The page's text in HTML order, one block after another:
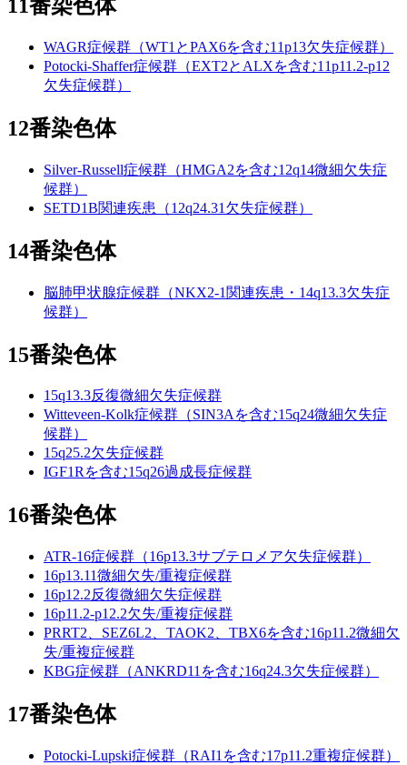
11番染色体
WAGR症候群（WT1とPAX6を含む11p13欠失症候群）
Potocki-Shaffer症候群（EXT2とALXを含む11p11.2-p12
欠失症候群）
12番染色体
Silver-Russell症候群（HMGA2を含む12q14微細欠失症
候群）
SETD1B関連疾患（12q24.31欠失症候群）
14番染色体
脳肺甲状腺症候群（NKX2-1関連疾患・14q13.3欠失症
候群）
15番染色体
15q13.3反復微細欠失症候群
Witteveen-Kolk症候群（SIN3Aを含む15q24微細欠失症
候群）
15q25.2欠失症候群
IGF1Rを含む15q26過成長症候群
16番染色体
ATR-16症候群（16p13.3サブテロメア欠失症候群）
16p13.11微細欠失/重複症候群
16p12.2反復微細欠失症候群
16p11.2-p12.2欠失/重複症候群
PRRT2、SEZ6L2、TAOK2、TBX6を含む16p11.2微細欠
失/重複症候群
KBG症候群（ANKRD11を含む16q24.3欠失症候群）
17番染色体
Potocki-Lupski症候群（RAI1を含む17p11.2重複症候群）